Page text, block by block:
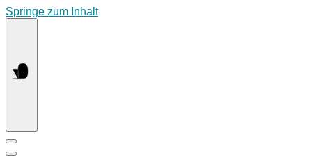
Springe zum Inhalt